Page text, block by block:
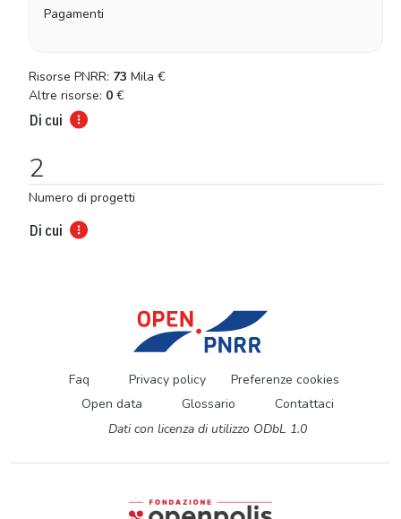
Pagamenti
Risorse PNRR: 73 Mila €
Altre risorse: 0 €
Di cui
2
Numero di progetti
Di cui
Faq Privacy policy
Preferenze cookies
Open data
Glossario
Contattaci
Dati con licenza di utilizzo ODbL 1.0